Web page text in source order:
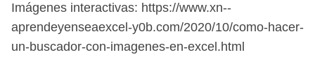
Imágenes interactivas: https://www.xn--
aprendeyenseaexcel-y0b.com/2020/10/como-hacer-
un-buscador-con-imagenes-en-excel.html